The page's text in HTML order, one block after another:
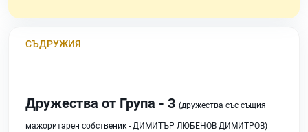
СЪДРУЖИЯ
Дружества от Група - 3 (дружества със същия
мажоритарен собственик - ДИМИТЪР ЛЮБЕНОВ ДИМИТРОВ)